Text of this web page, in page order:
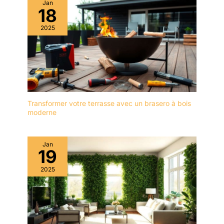
un processus rigoureux,
le métal de haute qualité
est finalement devenu un
accessoire pour ce
tournevis sans fil; 6
tournevis, 3 tarières, 3
forets Brad point, 9 clés
à douille, 1 adaptateur de
douille, 1 porte -
tournevis hexagonal, 1
mandrin est libre de
changer les accessoires.
Idéal pour les projets de
filetage ou de perçage
dans le bois, le métal et
le plastique! Rejoignez -
Nnous et Profitez du
Service Impeccable du
Club FAHEFANA:
Jan
18
2025
Transformer votre terrasse avec un brasero à bois
moderne
Jan
19
2025